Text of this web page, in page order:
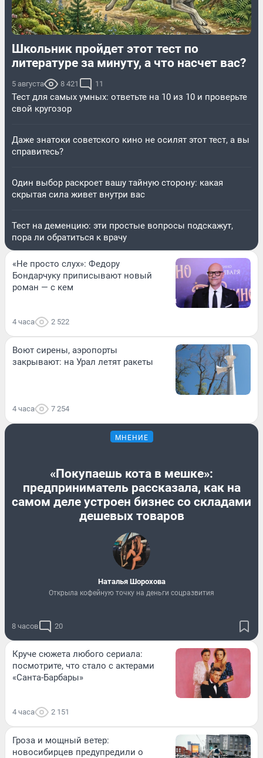
Школьник пройдет этот тест по
литературе за минуту, а что насчет вас?
5 августа 8 421 11
Тест для самых умных: ответьте на 10 из 10 и проверьте
свой кругозор
Даже знатоки советского кино не осилят этот тест, а вы
справитесь?
Один выбор раскроет вашу тайную сторону: какая
скрытая сила живет внутри вас
Тест на деменцию: эти простые вопросы подскажут,
пора ли обратиться к врачу
«Не просто слух»: Федору
Бондарчуку приписывают новый
роман — с кем
4 часа 2 522
Воют сирены, аэропорты
закрывают: на Урал летят ракеты
4 часа 7 254
МНЕНИЕ
«Покупаешь кота в мешке»:
предприниматель рассказала, как на
самом деле устроен бизнес со складами
дешевых товаров
Наталья Шорохова
Открыла кофейную точку на деньги соцразвития
8 часов 20
Круче сюжета любого сериала:
посмотрите, что стало с актерами
«Санта-Барбары»
4 часа 2 151
Гроза и мощный ветер:
новосибирцев предупредили о